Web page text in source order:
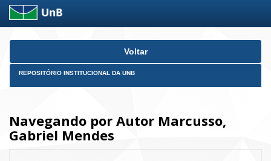
Skip
Voltar
REPOSITÓRIO INSTITUCIONAL DA UNB
Navegando por Autor Marcusso,
Gabriel Mendes